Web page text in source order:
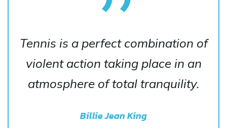
Tennis is a perfect combination of
violent action taking place in an
atmosphere of total tranquility.
Billie Jean King